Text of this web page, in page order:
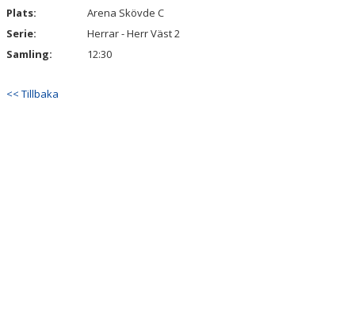
VÅRA LAG & LEDARE
MATCHER
Plats:
Arena Skövde C
Serie:
Herrar - Herr Väst 2
Samling:
12:30
<< Tillbaka